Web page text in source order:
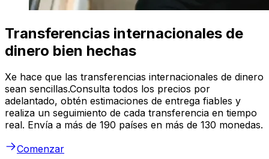
Transferencias internacionales de
dinero bien hechas
Xe hace que las transferencias internacionales de dinero
sean sencillas.Consulta todos los precios por
adelantado, obtén estimaciones de entrega fiables y
realiza un seguimiento de cada transferencia en tiempo
real. Envía a más de 190 países en más de 130 monedas.
Comenzar